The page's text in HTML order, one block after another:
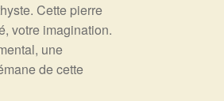
Cette pierre
votre imagination.
une
de cette